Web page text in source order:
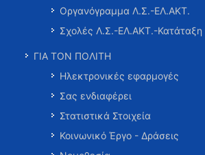
Οργανόγραμμα Λ.Σ.-ΕΛ.ΑΚΤ.
Σχολές Λ.Σ.-ΕΛ.ΑΚΤ.-Κατάταξη
ΓΙΑ ΤΟΝ ΠΟΛΙΤΗ
Ηλεκτρονικές εφαρμογές
Σας ενδιαφέρει
Στατιστικά Στοιχεία
Κοινωνικό Έργο - Δράσεις